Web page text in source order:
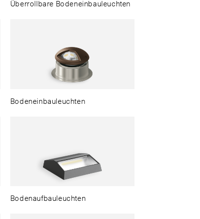
Überrollbare Bodeneinbauleuchten
Bodeneinbauleuchten
Bodenaufbauleuchten